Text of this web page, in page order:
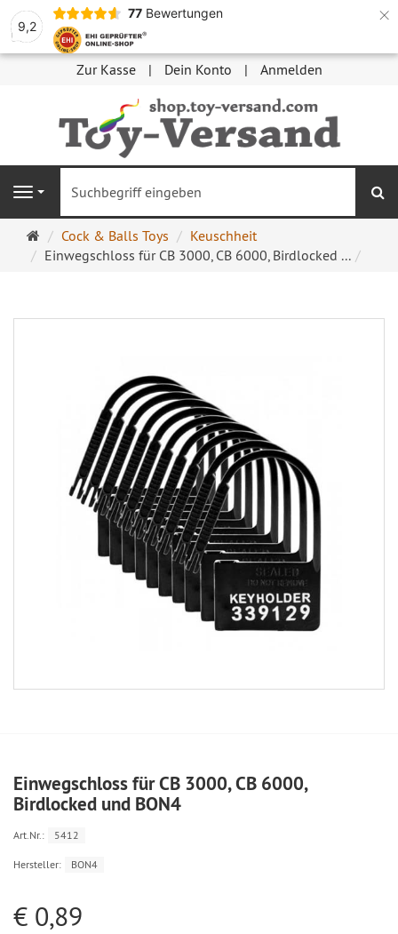
9,2
77 Bewertungen ×
Zur Kasse Dein Konto Anmelden
Navigation
Startseite
Cock & Balls Toys
Keuschheit
Einwegschloss für CB 3000, CB 6000, Birdlocked ...
Einwegschloss für CB 3000, CB 6000,
Birdlocked und BON4
Art.Nr.: 5412
Hersteller: BON4
€ 0,89